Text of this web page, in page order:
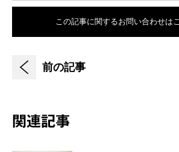
この記事に関するお問い合わせは
前の記事
関連記事